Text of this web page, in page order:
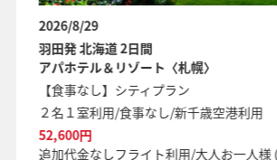
2026/8/29
羽田発 北海道 2日間
アパホテル＆リゾート〈札幌〉
【食事なし】シティプラン
２名１室利用/食事なし/新千歳空港利用
52,600円
追加代金なしフライト利用/大人お一人様